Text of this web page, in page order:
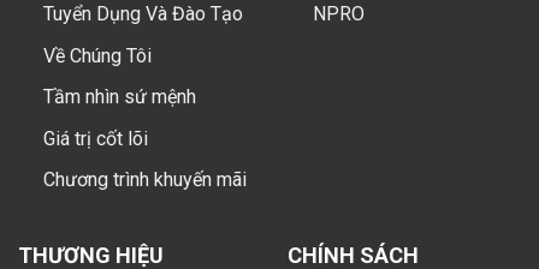
Tuyển Dụng Và Đào Tạo
Về Chúng Tôi
Tầm nhìn sứ mệnh
Giá trị cốt lõi
Chương trình khuyến mãi
NPRO
THƯƠNG HIỆU CHÍNH SÁCH